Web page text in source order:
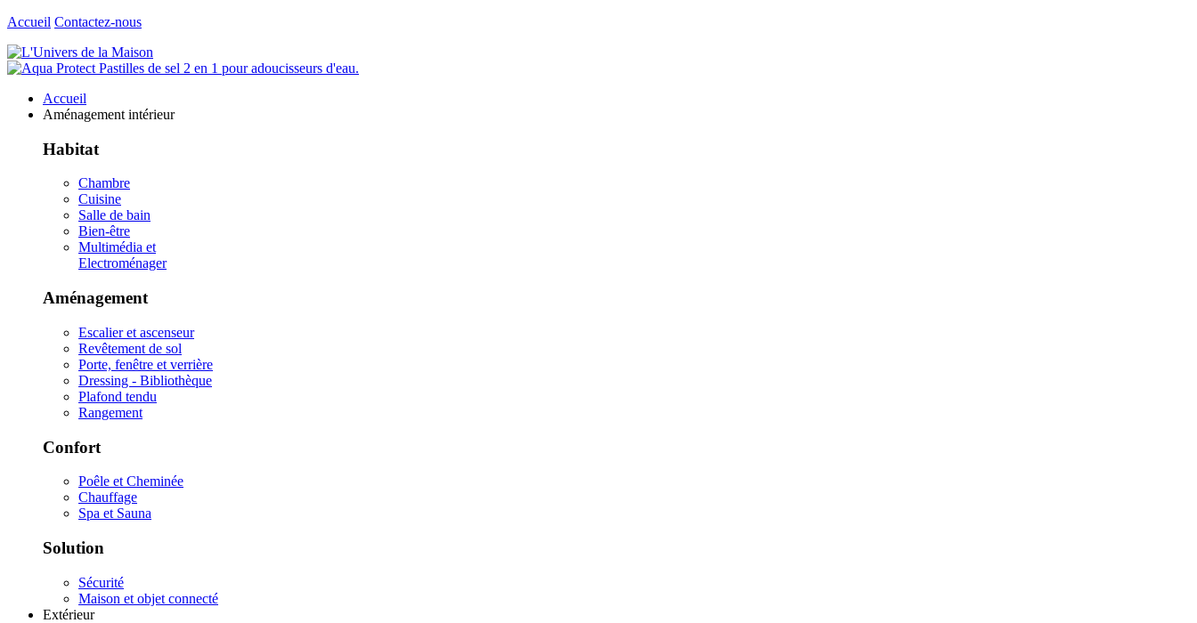
Accueil Contactez-nous
Accueil
Aménagement intérieur
Habitat
Chambre
Cuisine
Salle de bain
Bien-être
Multimédia et
Electroménager
Aménagement
Escalier et ascenseur
Revêtement de sol
Porte, fenêtre et verrière
Dressing - Bibliothèque
Plafond tendu
Rangement
Confort
Poêle et Cheminée
Chauffage
Spa et Sauna
Solution
Sécurité
Maison et objet connecté
Extérieur